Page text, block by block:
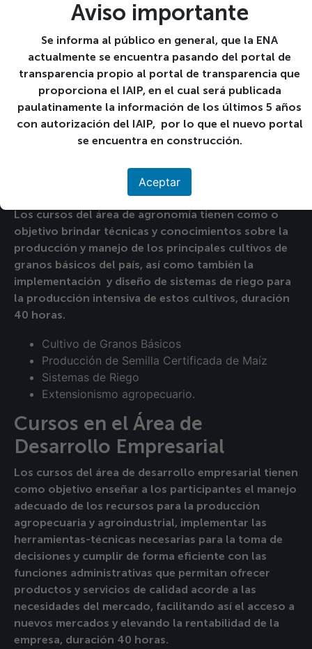
Aviso importante
Se informa al público en general, que la ENA
actualmente se encuentra pasando del portal de
transparencia propio al portal de transparencia que
proporciona el IAIP, en el cual será publicada
paulatinamente la información de los últimos 5 años
con autorización del IAIP, por lo que el nuevo portal
se encuentra en construcción.
Aceptar
Producción de Abonos Orgánicos
Cultivo de Especies Aromáticas
Control Integrado de Plagas en los Cítricos
Hidroponía Popular
Cultivo de Piña
Cultivo de Mango
Cultivo de Papaya
Cultivo de Aguacate
Cursos Estratégicos en el Área
de Agronomía
Los cursos del área de agronomía tienen como o
objetivo brindar técnicas y conocimientos sobre la
producción y manejo de los principales cultivos de
granos básicos del país, así como también la
implementación y diseño de sistemas de riego para
la producción intensiva de estos cultivos, duración
40 horas.
Cultivo de Granos Básicos
Producción de Semilla Certificada de Maíz
Sistemas de Riego
Extensionismo agropecuario.
Cursos en el Área de
Desarrollo Empresarial
Los cursos del área de desarrollo empresarial tienen
como objetivo enseñar a los participantes el manejo
adecuado de los recursos para la producción
agropecuaria y agroindustrial, implementar las
herramientas-técnicas necesarias para la toma de
decisiones y cumplir de forma eficiente con las
funciones administrativas que permitan ofrecer
productos y servicios de calidad acorde a las
necesidades del mercado, facilitando así el acceso a
nuevos mercados y elevando la rentabilidad de la
empresa, duración 40 horas.